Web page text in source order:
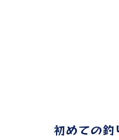
初めての釣